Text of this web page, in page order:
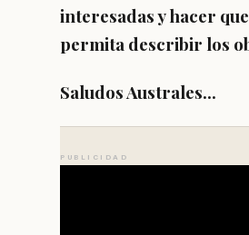
interesadas y hacer
permita describir los
Saludos Australes…
PUBLICIDAD